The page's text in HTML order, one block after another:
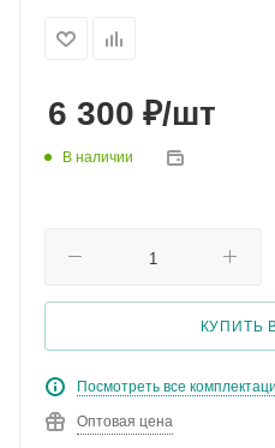
6 300 ₽/шт
В наличии
КУПИТЬ
Посмотреть все
Оптовая цена